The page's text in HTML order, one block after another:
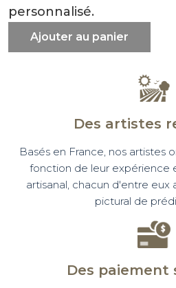
personnalisé.
Ajouter au panier
Des artistes
Basés en France, nos artistes
fonction de leur expérience
artisanal, chacun d'entre
pictural de
Des paiement